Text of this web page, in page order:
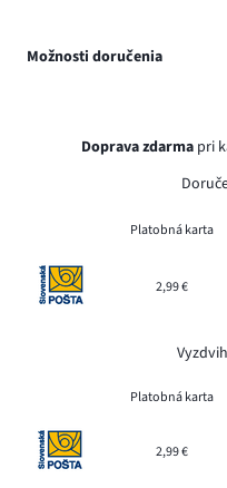
Možnosti doručenia
Doprava zdarma pri
Platobná karta
2,99 €
Platobná karta
2,99 €